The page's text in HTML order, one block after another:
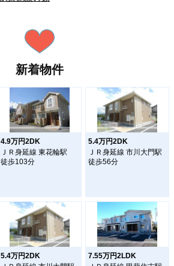
新着物件
4.9万円2DK
ＪＲ身延線 東花輪駅
徒歩103分
5.4万円2DK
ＪＲ身延線 市川大門駅
徒歩56分
5.4万円2DK 7.55万円2LDK